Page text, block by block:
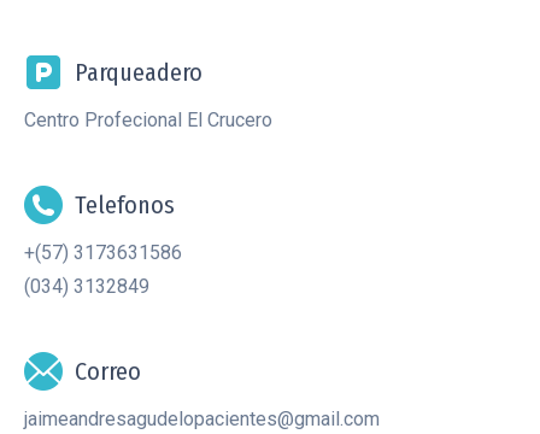
Parqueadero
Centro Profecional El Crucero
Telefonos
+(57) 3173631586
(034) 3132849
Correo
jaimeandresagudelopacientes@gmail.com